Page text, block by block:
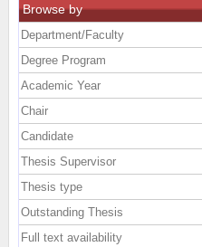
Browse by
Department/Faculty
Degree Program
Academic Year
Chair
Candidate
Thesis Supervisor
Thesis type
Outstanding Thesis
Full text availability